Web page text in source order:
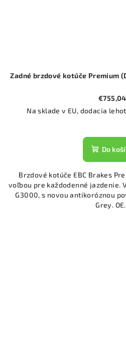
Zadné brzdové kotúče Premium
€755,04
Na sklade v EU, dodacia
Do
Brzdové kotúče EBC Brakes
voľbou pre každodenné jazdenie.
G3000, s novou antikoróznou
Grey.